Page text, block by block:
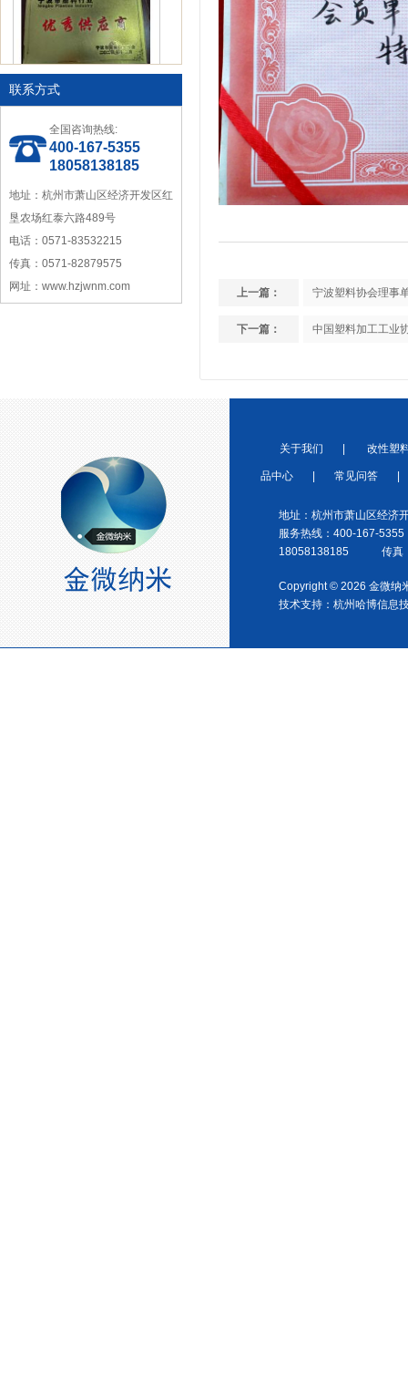
宁波塑料行业优秀供应商
浙江省塑料协会会员
金微纳米荣获“国家高新技术企
业”称号
联系方式
全国咨询热线:
400-167-5355
18058138185
地址：杭州市萧山区经济开发区红
垦农场红泰六路489号
电话：0571-83532215
传真：0571-82879575
网址：www.hzjwnm.com
上一篇： 宁波塑料协会理事
下一篇： 中国塑料加工工业
关于我们 改性塑
品中心 常见问答
地址：杭州市萧山区经济
服务热线：400-167-5355
18058138185 传真：
Copyright © 2026 金微纳
技术支持： 杭州哈博信息